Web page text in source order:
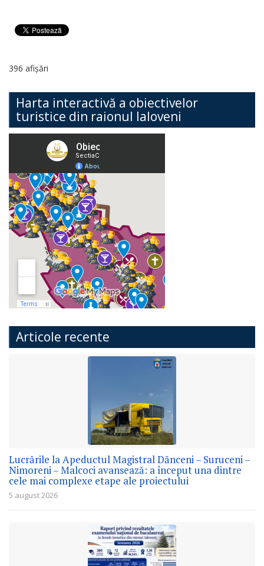
396 afișări
Harta interactivă a obiectivelor
turistice din raionul Ialoveni
Articole recente
Lucrările la Apeductul Magistral Dănceni – Suruceni –
Nimoreni – Malcoci avansează: a început una dintre
cele mai complexe etape ale proiectului
5 august 2026